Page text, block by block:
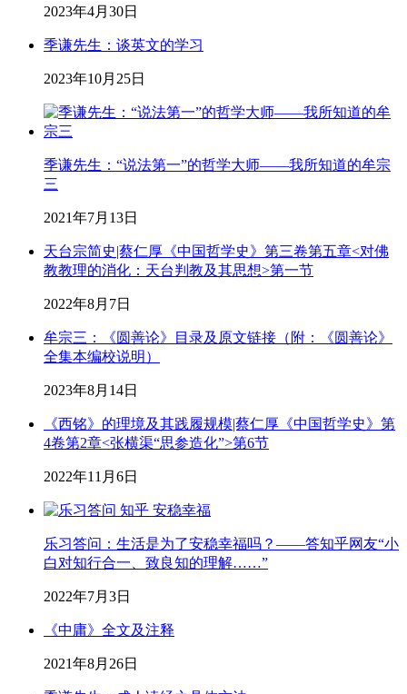
2023年4月30日
季谦先生：谈英文的学习
2023年10月25日
季谦先生：“说法第一”的哲学大师——我所知道的牟宗
三
2021年7月13日
天台宗简史|蔡仁厚《中国哲学史》第三卷第五章<对佛
教教理的消化：天台判教及其思想>第一节
2022年8月7日
牟宗三：《圆善论》目录及原文链接（附：《圆善论》
全集本编校说明）
2023年8月14日
《西铭》的理境及其践履规模|蔡仁厚《中国哲学史》第
4卷第2章<张横渠“思参造化”>第6节
2022年11月6日
乐习答问：生活是为了安稳幸福吗？——答知乎网友“小
白对知行合一、致良知的理解……”
2022年7月3日
《中庸》全文及注释
2021年8月26日